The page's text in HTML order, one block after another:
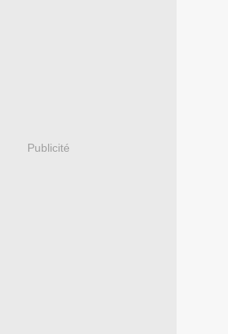
Publicité